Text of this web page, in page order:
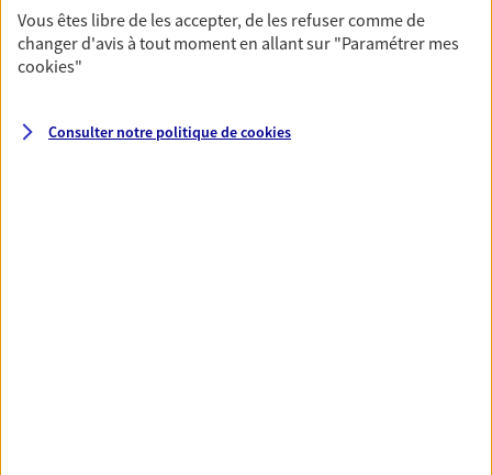
Préparer votre avenir
Anticipez les imprévus et sécurisez votre futur grâce à
dans vos projets de vie en privilégiant une relation de
Vous êtes libre de les accepter, de les refuser comme de
changer d'avis à tout moment en allant sur "Paramétrer mes
cookies"
Consulter notre politique decookies